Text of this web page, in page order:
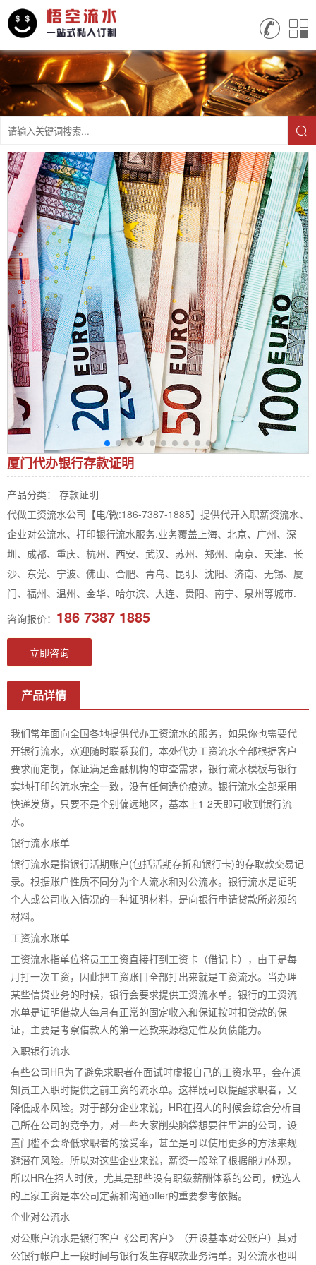
厦门代办银行存款证明
产品分类： 存款证明
代做工资流水公司【电/微:186-7387-1885】提供代开入职薪资流水、
企业对公流水、打印银行流水服务,业务覆盖上海、北京、广州、深
圳、成都、重庆、杭州、西安、武汉、苏州、郑州、南京、天津、长
沙、东莞、宁波、佛山、合肥、青岛、昆明、沈阳、济南、无锡、厦
门、福州、温州、金华、哈尔滨、大连、贵阳、南宁、泉州等城市.
咨询报价： 186 7387 1885
立即咨询
产品详情
我们常年面向全国各地提供代办工资流水的服务，如果你也需要代
开银行流水，欢迎随时联系我们，本处代办工资流水全部根据客户
要求而定制，保证满足金融机构的审查需求，银行流水模板与银行
实地打印的流水完全一致，没有任何造价痕迹。银行流水全部采用
快递发货，只要不是个别偏远地区，基本上1-2天即可收到银行流
水。
银行流水账单
银行流水是指银行活期账户(包括活期存折和银行卡)的存取款交易记
录。根据账户性质不同分为个人流水和对公流水。银行流水是证明
个人或公司收入情况的一种证明材料，是向银行申请贷款所必须的
材料。
工资流水账单
工资流水指单位将员工工资直接打到工资卡（借记卡），由于是每
月打一次工资，因此把工资账目全部打出来就是工资流水。当办理
某些信贷业务的时候，银行会要求提供工资流水单。银行的工资流
水单是证明借款人每月有正常的固定收入和保证按时扣贷款的保
证，主要是考察借款人的第一还款来源稳定性及负债能力。
入职银行流水
有些公司HR为了避免求职者在面试时虚报自己的工资水平，会在通
知员工入职时提供之前工资的流水单。这样既可以提醒求职者，又
降低成本风险。对于部分企业来说，HR在招人的时候会综合分析自
己所在公司的竞争力，对一些大家削尖脑袋想要往里进的公司，设
置门槛不会降低求职者的接受率，甚至是可以使用更多的方法来规
避潜在风险。所以对这些企业来说，薪资一般除了根据能力体现，
所以HR在招人时候，尤其是那些没有职级薪酬体系的公司，候选人
的上家工资是本公司定薪和沟通offer的重要参考依据。
企业对公流水
对公账户流水是银行客户《公司客户》（开设基本对公账户）其对
公银行帐户上一段时间与银行发生存取款业务清单。对公流水也叫